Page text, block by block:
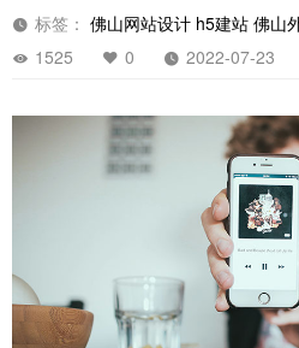
标签： 佛山网站设计 h5建站 佛山
1525
0 2022-07-23